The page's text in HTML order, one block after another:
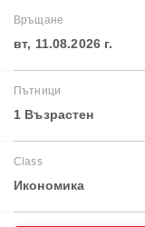
Връщане
вт, 11.08.2026 г.
Пътници
1 Възрастен
Class
Икономика